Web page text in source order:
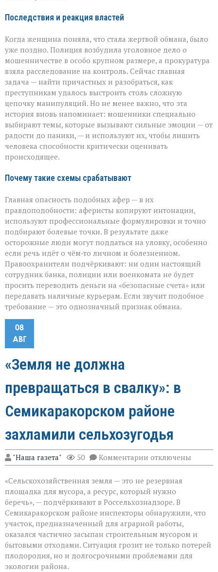
Последствия и реакция властей
Когда женщина поняла, что стала жертвой обмана, было
уже поздно. Полиция возбудила уголовное дело о
мошенничестве в особо крупном размере, а прокуратура
взяла расследование на контроль. Сейчас главная
задача — найти причастных и разобраться, как
преступникам удалось выстроить столь сложную
цепочку манипуляций. Но не менее важно, что эта
история вновь напоминает: мошенники специально
выбирают темы, которые вызывают сильные эмоции — от
радости до паники, — и используют их, чтобы лишить
человека способности критически оценивать
происходящее.
Почему такие схемы срабатывают
Главная опасность подобных афер — в их
правдоподобности: аферисты копируют интонации,
используют профессиональные формулировки и точно
подбирают болевые точки. В результате даже
осторожные люди могут поддаться на уловку, особенно
если речь идёт о чём‑то личном и болезненном.
Правоохранители подчёркивают: ни один настоящий
сотрудник банка, полиции или военкомата не будет
просить переводить деньги на «безопасные счета» или
передавать наличные курьерам. Если звучит подобное
требование — это однозначный признак обмана.
08
АВГ
«Земля не должна
превращаться в свалку»: в
Семикаракорском районе
захламили сельхозугодья
"Наша газета" 50 Комментарии к
записи
не
должна
превращаться
в
свалку»:
в
Семикаракорском
районе
захламили
сельхозугодья
отключены
«Сельскохозяйственная земля — это не резервная
площадка для мусора, а ресурс, который нужно
беречь», — подчёркивают в Россельхознадзоре. В
Семикаракорском районе инспекторы обнаружили, что
участок, предназначенный для аграрной работы,
оказался частично засыпан строительным мусором и
бытовыми отходами. Ситуация грозит не только потерей
плодородия, но и долгосрочными проблемами для
экологии района.